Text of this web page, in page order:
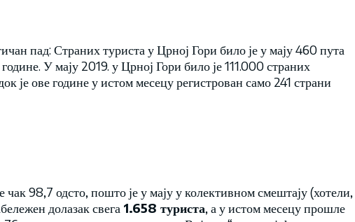
пад: Страних туриста у Црној Гори било је у мају 460 пута
У мају 2019. у Црној Гори било је 111.000 страних
је ове године у истом месецу регистрован само 241 страни
чак 98,7 одсто, пошто је у мају у колективном смештају (хотели,
долазак свега 1.658 туриста, а у истом месецу прошле